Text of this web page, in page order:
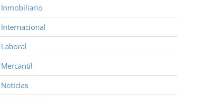
Inmobiliario
Internacional
Laboral
Mercantil
Noticias